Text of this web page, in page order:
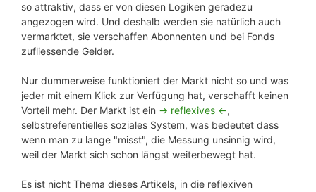
so attraktiv, dass er von diesen Logiken geradezu
angezogen wird. Und deshalb werden sie natürlich auch
vermarktet, sie verschaffen Abonnenten und bei Fonds
zufliessende Gelder.
Nur dummerweise funktioniert der Markt nicht so und was
jeder mit einem Klick zur Verfügung hat, verschafft keinen
Vorteil mehr. Der Markt ist ein -> reflexives <-,
selbstreferentielles soziales System, was bedeutet dass
wenn man zu lange "misst", die Messung unsinnig wird,
weil der Markt sich schon längst weiterbewegt hat.
Es ist nicht Thema dieses Artikels, in die reflexiven